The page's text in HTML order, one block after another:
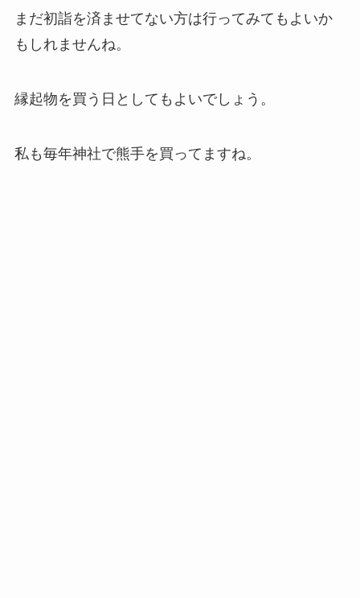
まだ初詣を済ませてない方は行ってみてもよいか
もしれませんね。
縁起物を買う日としてもよいでしょう。
私も毎年神社で熊手を買ってますね。